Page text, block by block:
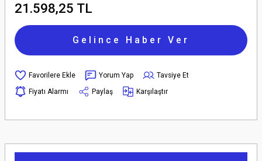
21.598,25 TL
Gelince Haber Ver
Yorum Yap
Tavsiye Et
Fiyatı Alarmı
Paylaş Karşılaştır